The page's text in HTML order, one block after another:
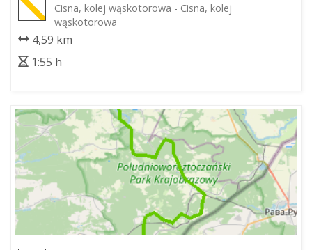
Cisna, kolej wąskotorowa - Cisna, kolej
wąskotorowa
4,59 km
1:55 h